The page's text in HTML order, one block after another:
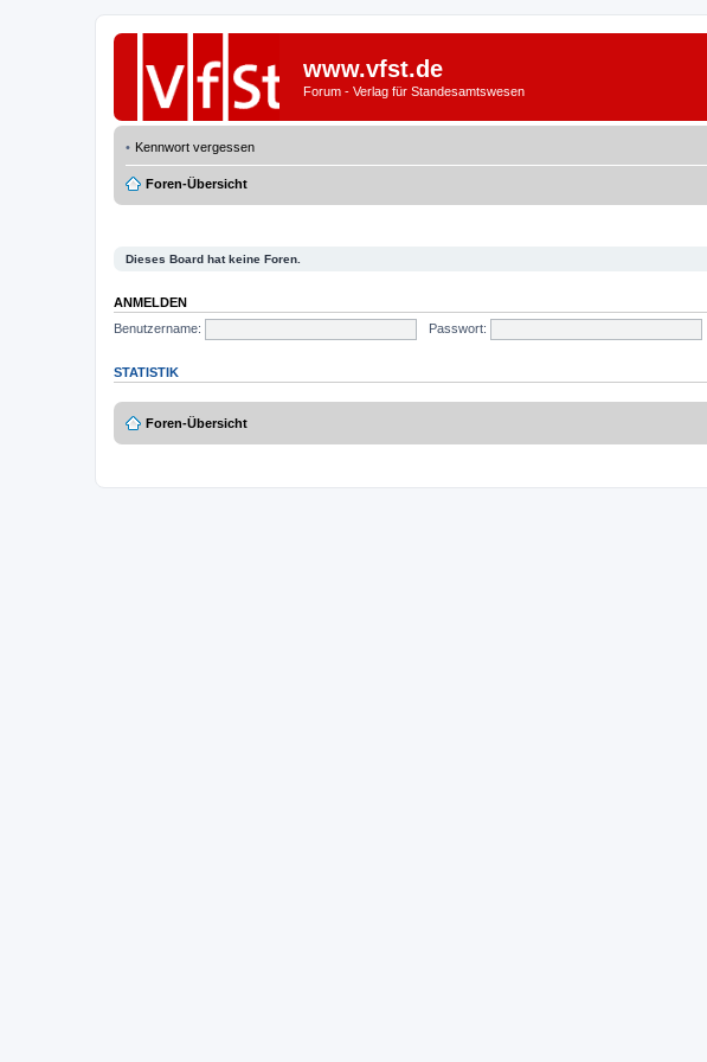
www.vfst.de
Forum - Verlag für Standesamtswesen
Kennwort vergessen
Foren-Übersicht
Dieses Board hat keine Foren.
ANMELDEN
Benutzername:
Passwort:
STATISTIK
Foren-Übersicht